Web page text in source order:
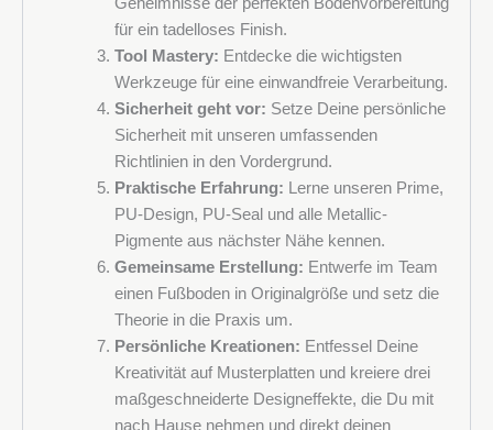
für ein tadelloses Finish.
Tool Mastery: Entdecke die wichtigsten
Werkzeuge für eine einwandfreie Verarbeitung.
Sicherheit geht vor: Setze Deine persönliche
Sicherheit mit unseren umfassenden
Richtlinien in den Vordergrund.
Praktische Erfahrung: Lerne unseren Prime,
PU-Design, PU-Seal und alle Metallic-
Pigmente aus nächster Nähe kennen.
Gemeinsame Erstellung: Entwerfe im Team
einen Fußboden in Originalgröße und setz die
Theorie in die Praxis um.
Persönliche Kreationen: Entfessel Deine
Kreativität auf Musterplatten und kreiere drei
maßgeschneiderte Designeffekte, die Du mit
nach Hause nehmen und direkt deinen